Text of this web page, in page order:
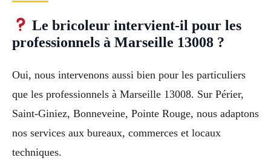
Le bricoleur intervient-il pour les
professionnels à Marseille 13008 ?
Oui, nous intervenons aussi bien pour les particuliers
que les professionnels à Marseille 13008. Sur Périer,
Saint-Giniez, Bonneveine, Pointe Rouge, nous adaptons
nos services aux bureaux, commerces et locaux
techniques.